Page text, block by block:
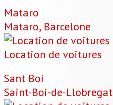
Mataro
Mataro, Barcelone
Location de voitures
Sant Boi
Saint-Boi-de-Llobregat